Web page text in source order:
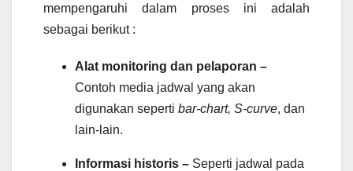
mempengaruhi dalam proses ini adalah
sebagai berikut :
Alat monitoring dan pelaporan –
Contoh media jadwal yang akan
digunakan seperti bar-chart, S-curve, dan
lain-lain.
Informasi historis – Seperti jadwal pada